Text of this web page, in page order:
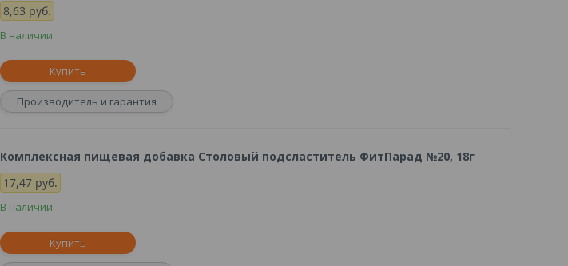
8,63 руб.
В наличии
Купить
Производитель и гарантия
Комплексная пищевая добавка Столовый подсластитель ФитПарад №20, 18г
17,47 руб.
В наличии
Купить